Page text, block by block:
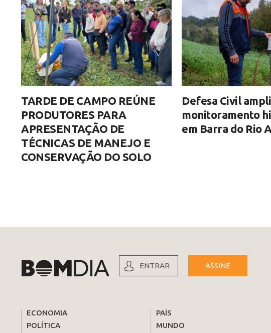
TARDE DE CAMPO REÚNE
PRODUTORES PARA
APRESENTAÇÃO DE
TÉCNICAS DE MANEJO E
CONSERVAÇÃO DO SOLO
Defesa Civil
monitoramento
em Barra do Rio
ENTRAR ASSINE
ECONOMIA
POLÍTICA
PAÍS
MUNDO